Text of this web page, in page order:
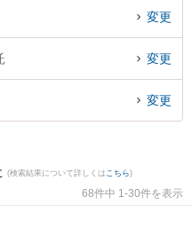
ゆかり法律事務所の前田 啓吾弁護
『家族信託のトラブル解決の実績
談無料で家族信託を法律相談でき
』などでお困りの相談者さんにお
変更
変更
変更
(検索結果について詳しくは こちら)
68件中 1-30件を表示